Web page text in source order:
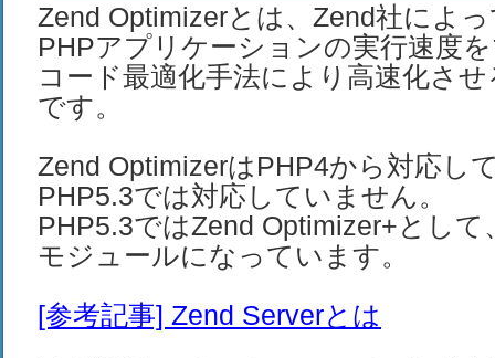
Zend Optimizerとは、Zend社によ
PHPアプリケーションの実行速度
コード最適化手法により高速化さ
です。
Zend OptimizerはPHP4から対応し
PHP5.3では対応していません。
PHP5.3ではZend Optimizer+として
モジュールになっています。
[参考記事] Zend Serverとは